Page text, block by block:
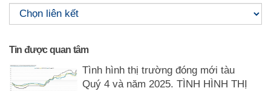
Tin được quan tâm
Tình hình thị trường đóng mới tàu
Quý 4 và năm 2025. TÌNH HÌNH THỊ